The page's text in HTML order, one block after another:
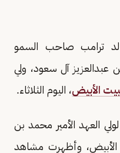
ترامب صاحب السمو
عبدالعزيز آل سعود، ولي
الأبيض، اليوم الثلاثاء.
العهد الأمير محمد بن
وأظهرت مشاهد